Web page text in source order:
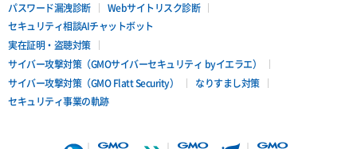
パスワード漏洩診断
Webサイトリスク診断
セキュリティ相談AIチャットボット
実在証明・盗聴対策
サイバー攻撃対策（GMOサイバーセキュリティ byイエラエ）
サイバー攻撃対策（GMO Flatt Security）
なりすまし対策
セキュリティ事業の軌跡